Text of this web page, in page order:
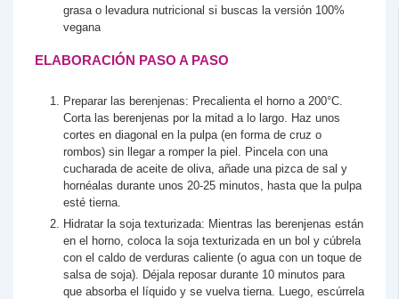
grasa o levadura nutricional si buscas la versión 100%
vegana
ELABORACIÓN PASO A PASO
Preparar las berenjenas: Precalienta el horno a 200°C.
Corta las berenjenas por la mitad a lo largo. Haz unos
cortes en diagonal en la pulpa (en forma de cruz o
rombos) sin llegar a romper la piel. Pincela con una
cucharada de aceite de oliva, añade una pizca de sal y
hornéalas durante unos 20-25 minutos, hasta que la pulpa
esté tierna.
Hidratar la soja texturizada: Mientras las berenjenas están
en el horno, coloca la soja texturizada en un bol y cúbrela
con el caldo de verduras caliente (o agua con un toque de
salsa de soja). Déjala reposar durante 10 minutos para
que absorba el líquido y se vuelva tierna. Luego, escúrrela